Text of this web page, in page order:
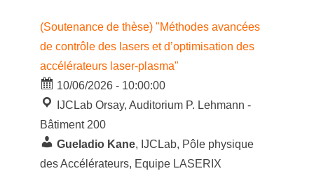
(Soutenance de thèse) "Méthodes avancées
de contrôle des lasers et d’optimisation des
accélérateurs laser-plasma"
10/06/2026 - 10:00:00
IJCLab Orsay, Auditorium P. Lehmann -
Bâtiment 200
Gueladio Kane, IJCLab, Pôle physique
des Accélérateurs, Equipe LASERIX